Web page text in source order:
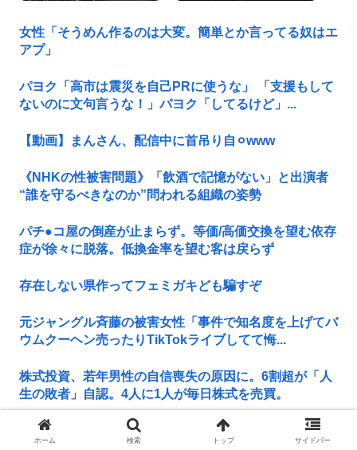
女性「そうめん作るのは大変。簡単とか言ってる奴はエ
アプ」
パヨク「高市は震災を自己PRに使うな」 「支援もして
ないのに文句言うな！」パヨク「してるけど」...
【動画】まんさん、配信中に首吊り自⚪︎www
《NHKの性被害問題》「飲酒で記憶がない」と出演者
“誰を守るべきなのか”問われる組織の姿勢
パチ●コ屋の倒産が止まらず。等価/高価交換を望む依存
症が徐々に脱落。低換金率を望む客は戻らず
存在しない県作ってフェミガキども騙すぞ
元ジャングル斉藤の被害女性「事件で知名度を上げてバ
ウムクーヘン売ったりTikTokライブしてて悔...
株式投資、若年男性の自信喪失の原因に。6割超が「人
生の敗者」自認。4人に1人が毎日株式を売買。
コロナ禍以上 飲食店からは悲痛な声上がる 消費税率1%
ホーム 検索 トップ サイドバー